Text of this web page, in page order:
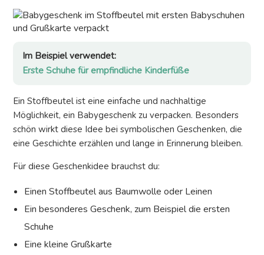
Im Beispiel verwendet:
Erste Schuhe für empfindliche Kinderfüße
Ein Stoffbeutel ist eine einfache und nachhaltige
Möglichkeit, ein Babygeschenk zu verpacken. Besonders
schön wirkt diese Idee bei symbolischen Geschenken, die
eine Geschichte erzählen und lange in Erinnerung bleiben.
Für diese Geschenkidee brauchst du:
Einen Stoffbeutel aus Baumwolle oder Leinen
Ein besonderes Geschenk, zum Beispiel die ersten
Schuhe
Eine kleine Grußkarte